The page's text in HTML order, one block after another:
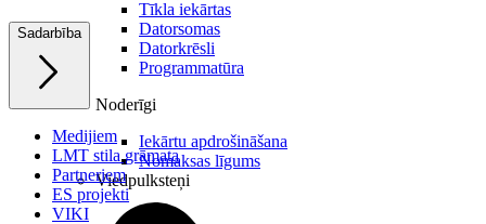
Tīkla iekārtas
Datorsomas
Datorkrēsli
Programmatūra
Noderīgi
Iekārtu apdrošināšana
Nomaksas līgums
Viedpulksteņi
Sadarbība
Medijiem
LMT stila grāmata
Partneriem
ES projekti
VIKI